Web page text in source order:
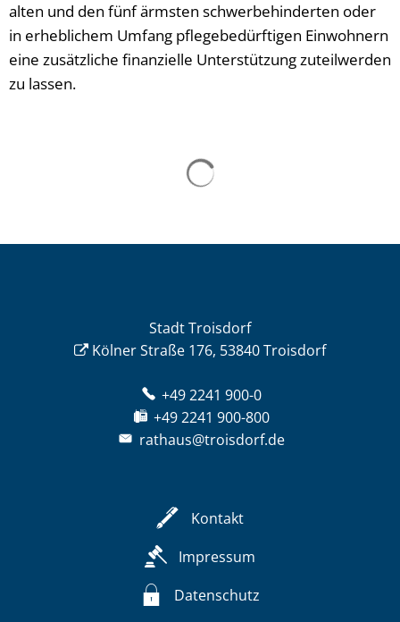
alten und den fünf ärmsten schwerbehinderten oder
in erheblichem Umfang pflegebedürftigen Einwohnern
eine zusätzliche finanzielle Unterstützung zuteilwerden
zu lassen.
Stadt Troisdorf
Kölner Straße 176, 53840 Troisdorf
+49 2241 900-0
+49 2241 900-800
rathaus@troisdorf.de
Kontakt
Impressum
Datenschutz